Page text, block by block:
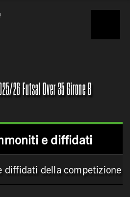
26 Futsal Over 35 Girone B
e diffidati
diffidati della competizione